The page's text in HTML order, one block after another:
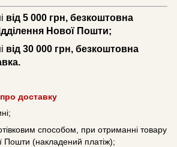
від 5 000 грн, безкоштовна
Нової Пошти;
від 30 000 грн, безкоштовна
доставку
способом, при отриманні товару
Пошти (накладений платіж);